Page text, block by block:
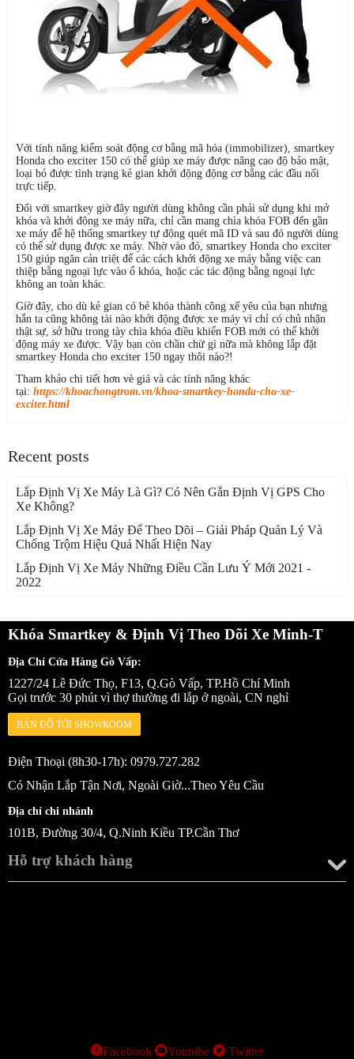
Với tính năng kiểm soát động cơ bằng mã hóa (immobilizer), smartkey
Honda cho exciter 150 có thể giúp xe máy được nâng cao độ bảo mật,
loại bỏ được tình trạng kẻ gian khởi động động cơ bằng các đầu nối
trực tiếp.
Đối với smartkey giờ đây người dùng không cần phải sử dụng khi mở
khóa và khởi động xe máy nữa, chỉ cần mang chìa khóa FOB đến gần
xe máy để hệ thống smartkey tự động quét mã ID và sau đó người dùng
có thể sử dụng được xe máy. Nhờ vào đó, smartkey Honda cho exciter
150 giúp ngăn cản triệt để các cách khởi động xe máy bằng việc can
thiệp bằng ngoại lực vào ổ khóa, hoặc các tác động bằng ngoại lực
không an toàn khác.
Giờ đây, cho dù kẻ gian có bẻ khóa thành công xế yêu của bạn nhưng
hắn ta cũng không tài nào khởi động được xe máy vì chỉ có chủ nhận
thật sự, sở hữu trong tày chìa khóa điều khiển FOB mới có thể khởi
động máy xe được. Vậy bạn còn chần chừ gì nữa mà không lắp đặt
smartkey Honda cho exciter 150 ngay thôi nào?!
Tham khảo chi tiết hơn vè giá và các tính năng khác
tại: https://khoachongtrom.vn/khoa-smartkey-honda-cho-xe-
exciter.html
Recent posts
Lắp Định Vị Xe Máy Là Gì? Có Nên Gắn Định Vị GPS Cho
Xe Không?
Lắp Định Vị Xe Máy Để Theo Dõi – Giải Pháp Quản Lý Và
Chống Trộm Hiệu Quả Nhất Hiện Nay
Lắp Định Vị Xe Máy Những Điều Cần Lưu Ý Mới 2021 -
2022
Khóa Smartkey & Định Vị Theo Dõi Xe Minh-T
Địa Chỉ Cửa Hàng Gò Vấp:
1227/24 Lê Đức Thọ, F13, Q.Gò Vấp, TP.Hồ Chí Minh
Gọi trước 30 phút vì thợ thường đi lắp ở ngoài, CN nghỉ
BẢN ĐỒ TỚI SHOWROOM
Điện Thoại (8h30-17h): 0979.727.282
Có Nhận Lắp Tận Nơi, Ngoài Giờ...Theo Yêu Cầu
Địa chỉ chi nhánh
101B, Đường 30/4, Q.Ninh Kiều TP.Cần Thơ
Hỗ trợ khách hàng
Facebook Youtube Twitter